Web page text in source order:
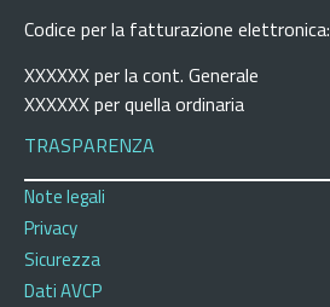
Codice per la fatturazione elettronica:
XXXXXX per la cont. Generale
XXXXXX per quella ordinaria
TRASPARENZA
Note legali
Privacy
Sicurezza
Dati AVCP